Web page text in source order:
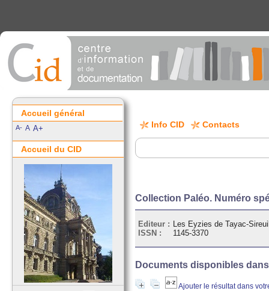
Info CID Contacts
Collection Paléo. Numéro
Editeur : Les Eyzies de Tayac-
ISSN :
1145-3370
Documents disponibles
Ajouter le résultat dans
Accueil général
A- A A+
Accueil du CID